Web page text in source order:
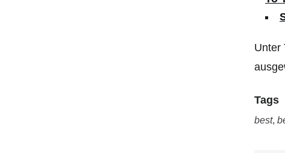
Unter
Tags
best,